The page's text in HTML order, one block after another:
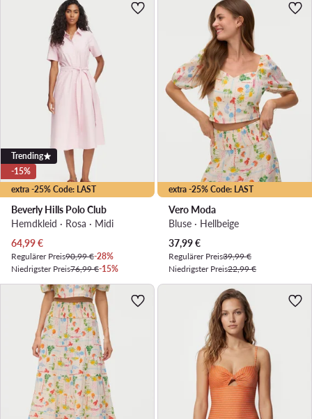
extra -25% Code: LAST
Trending
-15%
Beverly Hills Polo Club
Hemdkleid · Rosa · Midi
Aktueller Preis
64,99€
Regulärer Preis90,99 €-28%
Niedrigster Preis76,99 €-15%
extra -25% Code: LAST
Vero Moda
Bluse · Hellbeige
Aktueller Preis
37,99€
Regulärer Preis39,99 €
Niedrigster Preis22,99 €